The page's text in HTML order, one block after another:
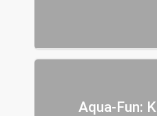
Aqua-Fun: